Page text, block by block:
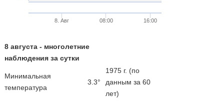
8. Авг 08:00 16:00
8 августа - многолетние
наблюдения за сутки
Минимальная
температура
3.3°
1975 г. (по
данным за 60
лет)